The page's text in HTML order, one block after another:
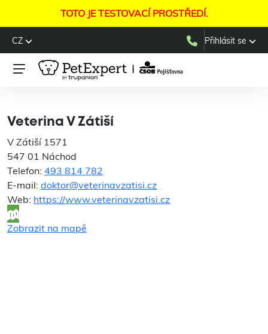
TOTO JE TESTOVACÍ PROSTŘEDÍ.
CZ Přihlásit se
Veterina V Zátiší
V Zátiší 1571
547 01 Náchod
Telefon: 493 814 782
E-mail: doktor@veterinavzatisi.cz
Web: https://www.veterinavzatisi.cz
Zobrazit na mapě